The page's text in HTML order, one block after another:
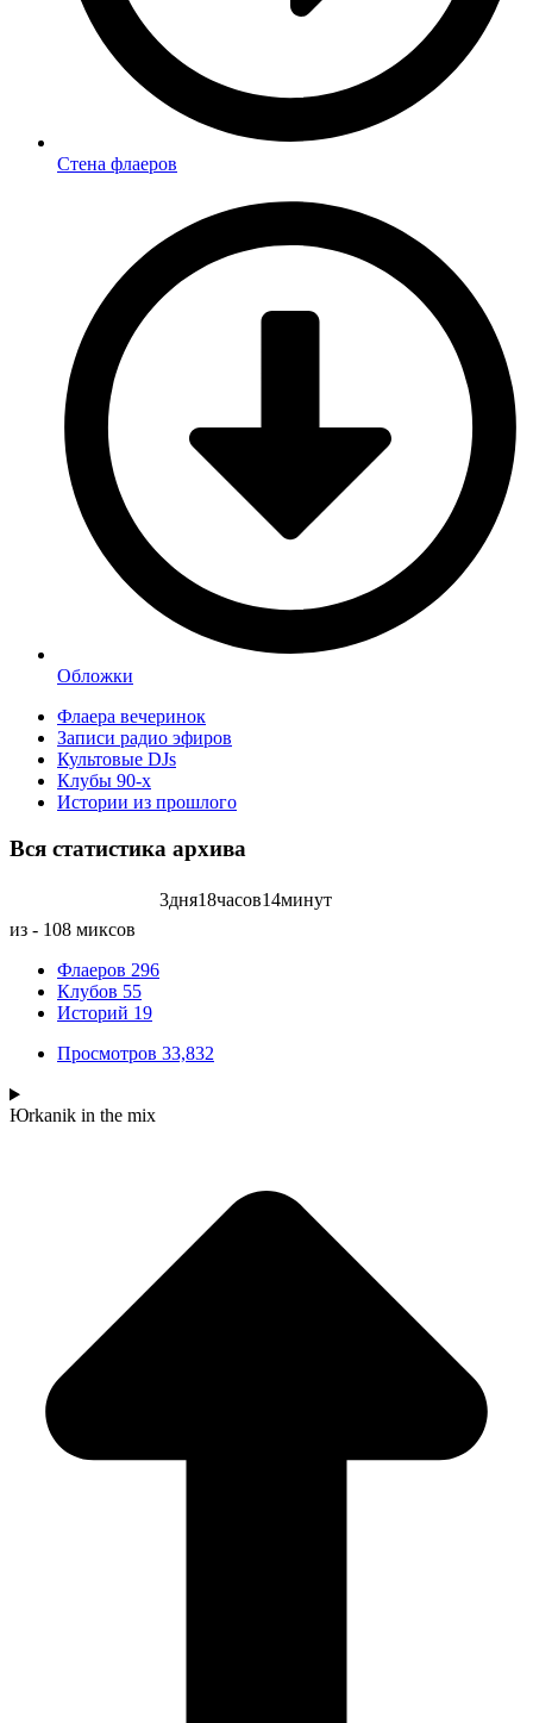
Стена флаеров
Обложки
Флаера вечеринок
Записи радио эфиров
Культовые DJs
Клубы 90-х
Истории из прошлого
Вся статистика архива
3дня18часов14минут
из - 108 миксов
Флаеров 296
Клубов 55
Историй 19
Просмотров 33,832
Юrkanik in the mix